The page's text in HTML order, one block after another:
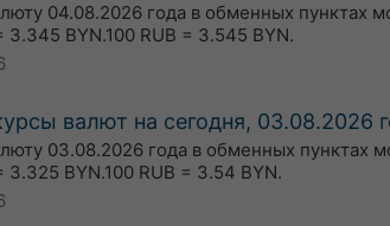
04.08.2026 года в обменных пунктах
3.345 BYN.100 RUB = 3.545 BYN.
валют на сегодня, 03.08.2026
03.08.2026 года в обменных пунктах
3.325 BYN.100 RUB = 3.54 BYN.